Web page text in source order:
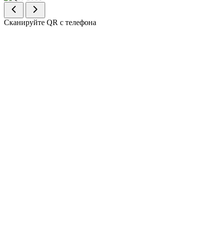
Сканируйте QR с телефона